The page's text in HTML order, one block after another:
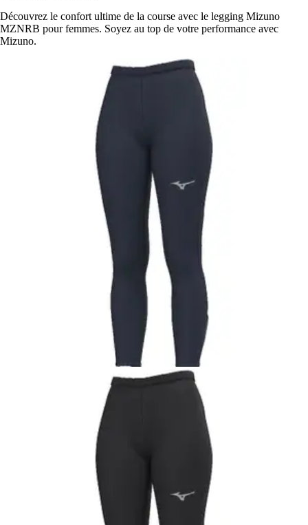
Découvrez le confort ultime de la course avec le legging Mizuno
MZNRB pour femmes. Soyez au top de votre performance avec
Mizuno.